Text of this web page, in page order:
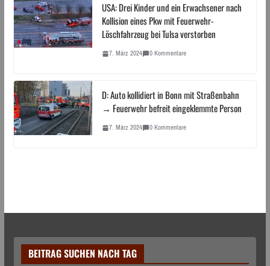
USA: Drei Kinder und ein Erwachsener nach
Kollision eines Pkw mit Feuerwehr-
Löschfahrzeug bei Tulsa verstorben
7. März 2024 0 Kommentare
D: Auto kollidiert in Bonn mit Straßenbahn
→ Feuerwehr befreit eingeklemmte Person
7. März 2024 0 Kommentare
BEITRAG SUCHEN NACH TAG